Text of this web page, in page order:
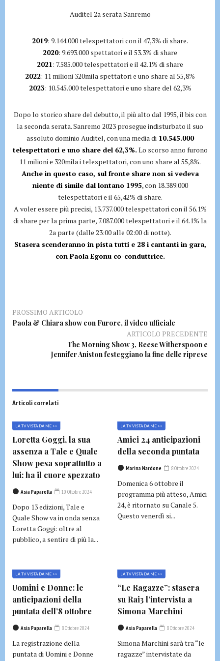
Auditel 2a serata Sanremo
2019: 9.144.000 telespettatori con il 47,3% di share.
2020: 9.693.000 spettatori e il 53.3% di share
2021: 7.585.000 telespettatori e il 42.1% di share
2022: 11 milioni 320mila spettatori e uno share al 55,8%
2023: 10.545.000 telespettatori e uno share del 62,3%
Dopo lo storico share del debutto, il più alto dal 1995, il bis con
la seconda serata. Sanremo 2023 prosegue indisturbato il suo
assoluto dominio Auditel, con una media di10.545.000
telespettatori e uno share del 62,3%. Lo scorso anno furono
11 milioni e 320mila i telespettatori, con uno share al 55,8%.
Anche in questo caso, sul fronte share non si vedeva
niente di simile dal lontano 1995, con 18.389.000
telespettatori e il 65,42% di share.
A voler essere più precisi, 13.737.000 telespettatori con il 56.1%
di share per la prima parte, 7.087.000 telespettatori e il 64.1% la
2a parte (dalle 23:00 alle 02:00 di notte).
Stasera scenderanno in pista tutti e 28 i cantanti in gara,
con Paola Egonu co-conduttrice.
PROSSIMO ARTICOLO
Paola & Chiara show con Furore, il video ufficiale
ARTICOLO PRECEDENTE
The Morning Show 3, Reese Witherspoon e
Jennifer Aniston festeggiano la fine delle riprese
Articoli correlati
LA TV VISTA DA ME >>
Loretta Goggi, la sua
assenza a Tale e Quale
Show pesa soprattutto a
lui: ha il cuore spezzato
Asia Paparella 10 Ottobre 2024
Dopo 13 edizioni, Tale e
Quale Show va in onda senza
Loretta Goggi: oltre al
pubblico, a sentire di più la...
LA TV VISTA DA ME >>
Amici 24 anticipazioni
della seconda puntata
Marina Nardone 8 Ottobre 2024
Domenica 6 ottobre il
programma più atteso, Amici
24, è ritornato su Canale 5.
Questo venerdì si...
LA TV VISTA DA ME >>
Uomini e Donne: le
anticipazioni della
puntata dell’8 ottobre
Asia Paparella 8 Ottobre 2024
La registrazione della
puntata di Uomini e Donne
LA TV VISTA DA ME >>
“Le Ragazze”: stasera
su Rai3 l’intervista a
Simona Marchini
Asia Paparella 8 Ottobre 2024
Simona Marchini sarà tra “le
ragazze” intervistate da